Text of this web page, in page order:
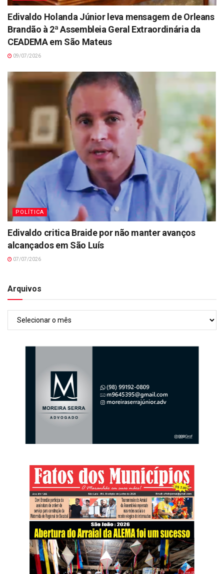
Edivaldo Holanda Júnior leva mensagem de Orleans
Brandão à 2ª Assembleia Geral Extraordinária da
CEADEMA em São Mateus
09/07/2026
POLÍTICA
Edivaldo critica Braide por não manter avanços
alcançados em São Luís
07/07/2026
Arquivos
Arquivos